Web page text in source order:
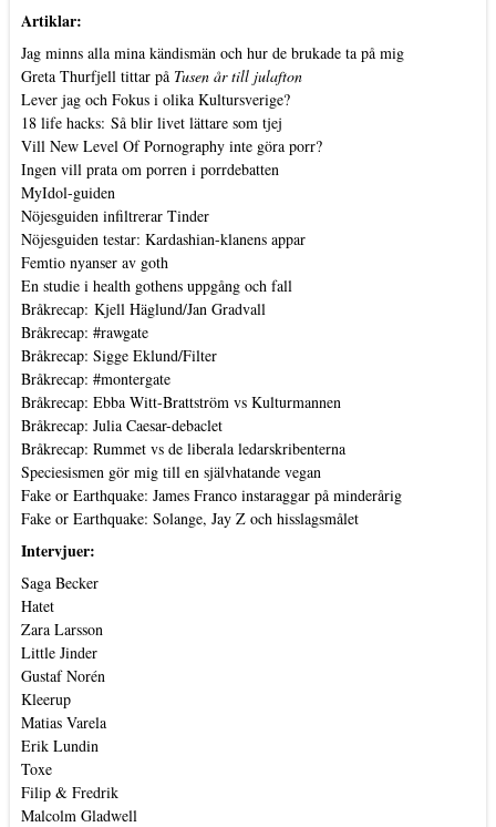
Artiklar:
Jag minns alla mina kändismän och hur de brukade ta på mig
Greta Thurfjell tittar på Tusen år till julafton
Lever jag och Fokus i olika Kultursverige?
18 life hacks: Så blir livet lättare som tjej
Vill New Level Of Pornography inte göra porr?
Ingen vill prata om porren i porrdebatten
MyIdol-guiden
Nöjesguiden infiltrerar Tinder
Nöjesguiden testar: Kardashian-klanens appar
Femtio nyanser av goth
En studie i health gothens uppgång och fall
Bråkrecap: Kjell Häglund/Jan Gradvall
Bråkrecap: #rawgate
Bråkrecap: Sigge Eklund/Filter
Bråkrecap: #montergate
Bråkrecap: Ebba Witt-Brattström vs Kulturmannen
Bråkrecap: Julia Caesar-debaclet
Bråkrecap: Rummet vs de liberala ledarskribenterna
Speciesismen gör mig till en självhatande vegan
Fake or Earthquake: James Franco instaraggar på minderårig
Fake or Earthquake: Solange, Jay Z och hisslagsmålet
Intervjuer:
Saga Becker
Hatet
Zara Larsson
Little Jinder
Gustaf Norén
Kleerup
Matias Varela
Erik Lundin
Toxe
Filip & Fredrik
Malcolm Gladwell